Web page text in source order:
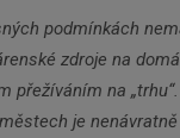
podmínkách
zdroje na
přežíváním na
je